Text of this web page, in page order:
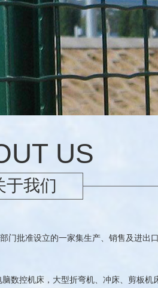
US
于我们
批准设立的一家集生产、销售及进出
数控机床，大型折弯机、冲床、剪板